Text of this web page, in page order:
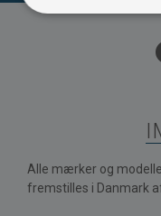
Alle mærker og
fremstilles i Danmark